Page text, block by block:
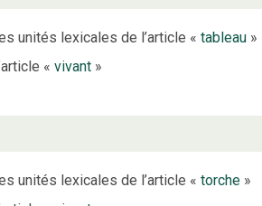
unités lexicales de l’article «tableau »
«vivant »
unités lexicales de l’article «torche »